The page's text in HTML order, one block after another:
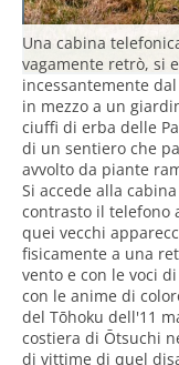
Una cabina
vagamente retrò, si
incessantemente
in mezzo a un
ciuffi di erba delle
di un sentiero che
avvolto da piante
Si accede alla
contrasto il telefono
quei vecchi
fisicamente a una
vento e con le voci
con le anime di
del Tōhoku dell'11
costiera di Ōtsuchi
di vittime di quel